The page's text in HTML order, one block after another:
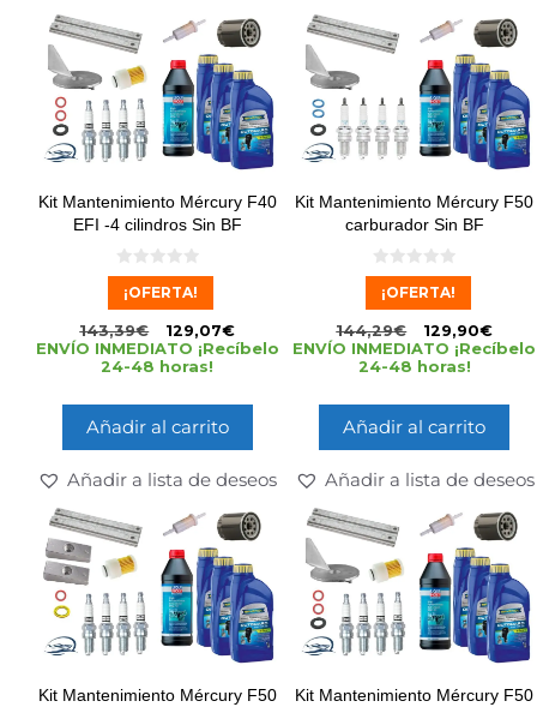
Kit Mantenimiento Mércury F40
EFI -4 cilindros Sin BF
0
e
¡OFERTA!
143,39€ 129,07€
ENVÍO INMEDIATO ¡Recíbelo
24-48 horas!
Añadir al carrito
Añadir a lista de deseos
Kit Mantenimiento Mércury F50
carburador Sin BF
0
e
¡OFERTA!
144,29€ 129,90€
ENVÍO INMEDIATO ¡Recíbelo
24-48 horas!
Añadir al carrito
Añadir a lista de deseos
Kit Mantenimiento Mércury F50
Kit Mantenimiento Mércury F50